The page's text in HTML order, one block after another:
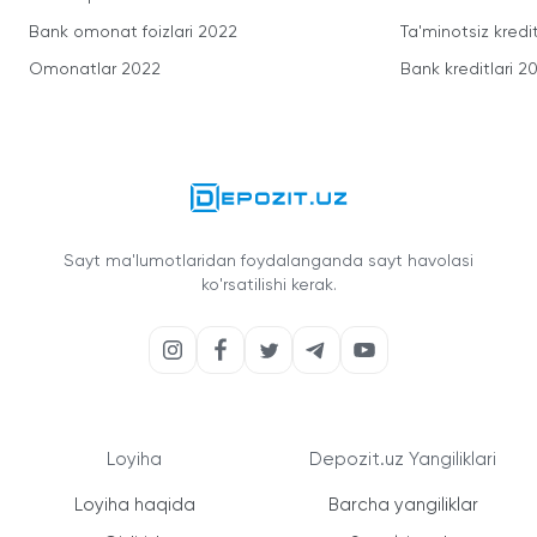
Bank omonat foizlari 2022
Omonatlar 2022
Ta'minotsiz
Bank kreditlari
Sayt ma'lumotlaridan foydalanganda sayt havolasi
ko'rsatilishi kerak.
Loyiha
Loyiha haqida
Depozit.uz Yangiliklari
Barcha yangiliklar